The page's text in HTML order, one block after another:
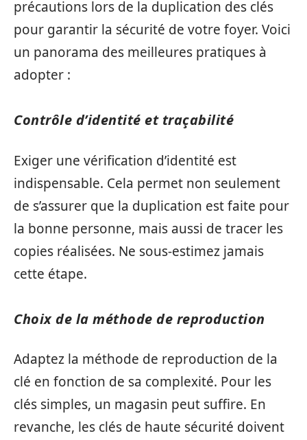
précautions lors de la duplication des clés
pour garantir la sécurité de votre foyer. Voici
un panorama des meilleures pratiques à
adopter :
Contrôle d’identité et traçabilité
Exiger une vérification d’identité est
indispensable. Cela permet non seulement
de s’assurer que la duplication est faite pour
la bonne personne, mais aussi de tracer les
copies réalisées. Ne sous-estimez jamais
cette étape.
Choix de la méthode de reproduction
Adaptez la méthode de reproduction de la
clé en fonction de sa complexité. Pour les
clés simples, un magasin peut suffire. En
revanche, les clés de haute sécurité doivent